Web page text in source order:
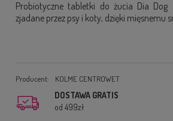
Probiotyczne tabletki do żucia Dia Dog
zjadane przez psy i koty, dzięki mięsnemu
Producent: KOLME CENTROWET
DOSTAWA GRATIS
od 499zł